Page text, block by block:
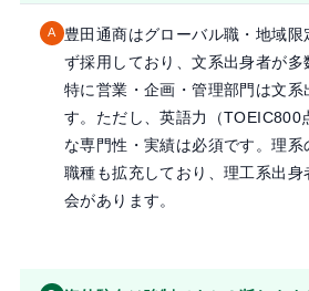
A
豊田通商はグローバル職・地域限
ず採用しており、文系出身者が多
特に営業・企画・管理部門は文系
す。ただし、英語力（TOEIC800
な専門性・実績は必須です。理
職種も拡充しており、理工系出
会があります。